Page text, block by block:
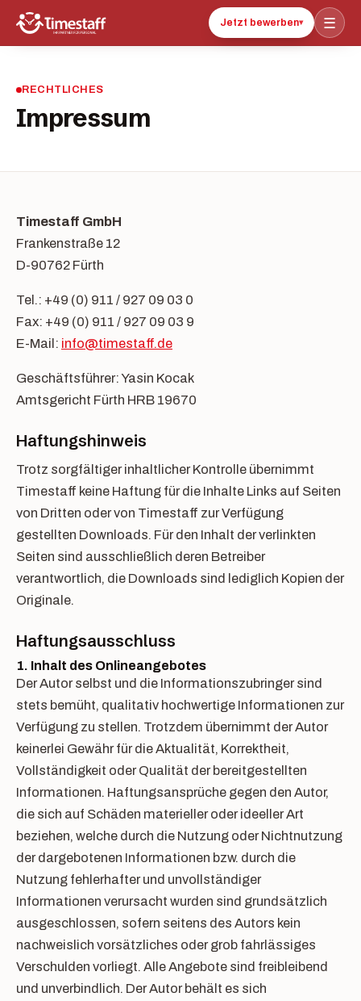
Jetzt bewerben▾ ☰
RECHTLICHES
Impressum
Timestaff GmbH
Frankenstraße 12
D-90762 Fürth
Tel.: +49 (0) 911 / 927 09 03 0
Fax: +49 (0) 911 / 927 09 03 9
E-Mail: info@timestaff.de
Geschäftsführer: Yasin Kocak
Amtsgericht Fürth HRB 19670
Haftungshinweis
Trotz sorgfältiger inhaltlicher Kontrolle übernimmt
Timestaff keine Haftung für die Inhalte Links auf Seiten
von Dritten oder von Timestaff zur Verfügung
gestellten Downloads. Für den Inhalt der verlinkten
Seiten sind ausschließlich deren Betreiber
verantwortlich, die Downloads sind lediglich Kopien der
Originale.
Haftungsausschluss
1. Inhalt des Onlineangebotes
Der Autor selbst und die Informationszubringer sind
stets bemüht, qualitativ hochwertige Informationen zur
Verfügung zu stellen. Trotzdem übernimmt der Autor
keinerlei Gewähr für die Aktualität, Korrektheit,
Vollständigkeit oder Qualität der bereitgestellten
Informationen. Haftungsansprüche gegen den Autor,
die sich auf Schäden materieller oder ideeller Art
beziehen, welche durch die Nutzung oder Nichtnutzung
der dargebotenen Informationen bzw. durch die
Nutzung fehlerhafter und unvollständiger
Informationen verursacht wurden sind grundsätzlich
ausgeschlossen, sofern seitens des Autors kein
nachweislich vorsätzliches oder grob fahrlässiges
Verschulden vorliegt. Alle Angebote sind freibleibend
und unverbindlich. Der Autor behält es sich